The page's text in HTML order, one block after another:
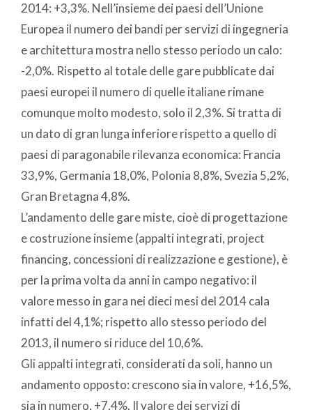
2014: +3,3%. Nell’insieme dei paesi dell’Unione
Europea il numero dei bandi per servizi di ingegneria
e architettura mostra nello stesso periodo un calo:
-2,0%. Rispetto al totale delle gare pubblicate dai
paesi europei il numero di quelle italiane rimane
comunque molto modesto, solo il 2,3%. Si tratta di
un dato di gran lunga inferiore rispetto a quello di
paesi di paragonabile rilevanza economica: Francia
33,9%, Germania 18,0%, Polonia 8,8%, Svezia 5,2%,
Gran Bretagna 4,8%.
L’andamento delle gare miste, cioè di progettazione
e costruzione insieme (appalti integrati, project
financing, concessioni di realizzazione e gestione), è
per la prima volta da anni in campo negativo: il
valore messo in gara nei dieci mesi del 2014 cala
infatti del 4,1%; rispetto allo stesso periodo del
2013, il numero si riduce del 10,6%.
Gli appalti integrati, considerati da soli, hanno un
andamento opposto: crescono sia in valore, +16,5%,
sia in numero, +7,4%. Il valore dei servizi di